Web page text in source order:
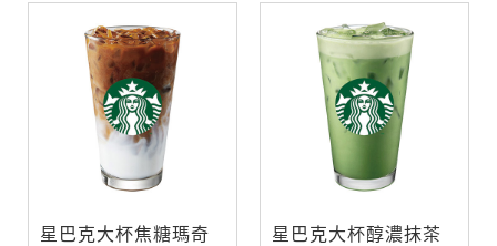
星巴克大杯焦糖瑪奇
星巴克大杯醇濃抹茶